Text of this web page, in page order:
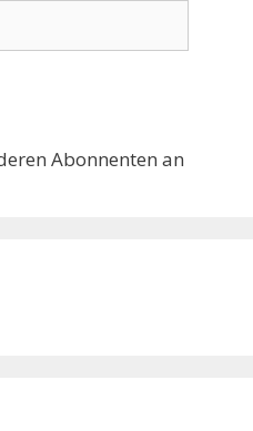
Abonnenten an